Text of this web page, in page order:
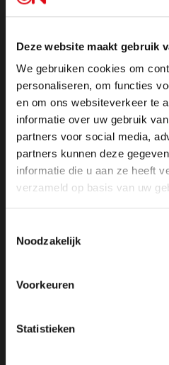
Deze website maakt gebruik
We gebruiken cookies om
personaliseren, om functies
en om ons websiteverkeer te
informatie over uw gebruik
partners voor social media,
partners kunnen deze
informatie die u aan ze heeft
verzameld op basis van uw
Noodzakelijk
Voorkeuren
Statistieken
RvT brief aan
Voor de openheid en
de gronden waarop de Raad
Karskens per 2 augustus jl.
actief heeft gesteld.